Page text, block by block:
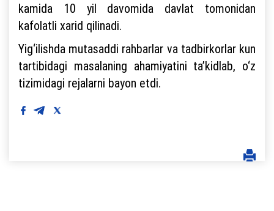
kamida 10 yil davomida davlat tomonidan
kafolatli xarid qilinadi.
Yig‘ilishda mutasaddi rahbarlar va tadbirkorlar kun
tartibidagi masalaning ahamiyatini ta’kidlab, o‘z
tizimidagi rejalarni bayon etdi.